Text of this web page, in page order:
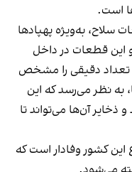
است.
سلاح، به‌ویژه پهپادها
این قطعات در داخل
تعداد دقیقی را مشخص
به نظر می‌رسد که این
ذخایر آن‌ها می‌تواند تا
کشور وفادار است که